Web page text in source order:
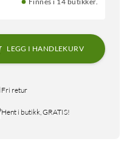
LEGG I HANDLEKURV
Fri retur
Hent i butikk, GRATIS!